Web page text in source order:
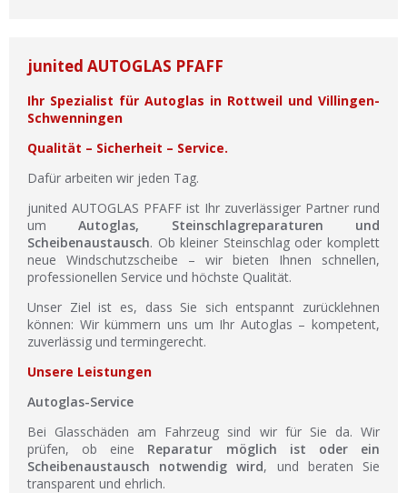
junited AUTOGLAS PFAFF
Ihr Spezialist für Autoglas in Rottweil und Villingen-
Schwenningen
Qualität – Sicherheit – Service.
Dafür arbeiten wir jeden Tag.
junited AUTOGLAS PFAFF ist Ihr zuverlässiger Partner rund
umAutoglas, Steinschlagreparaturen und
Scheibenaustausch. Ob kleiner Steinschlag oder komplett
neue Windschutzscheibe – wir bieten Ihnen schnellen,
professionellen Service und höchste Qualität.
Unser Ziel ist es, dass Sie sich entspannt zurücklehnen
können: Wir kümmern uns um Ihr Autoglas – kompetent,
zuverlässig und termingerecht.
Unsere Leistungen
Autoglas-Service
Bei Glasschäden am Fahrzeug sind wir für Sie da. Wir
prüfen, ob eine Reparatur möglich ist oder ein
Scheibenaustausch notwendig wird, und beraten Sie
transparent und ehrlich.